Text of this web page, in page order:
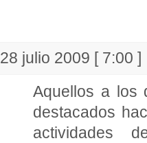
28 julio 2009 [ 7:00 ]
Aquellos a los
destacados
actividades